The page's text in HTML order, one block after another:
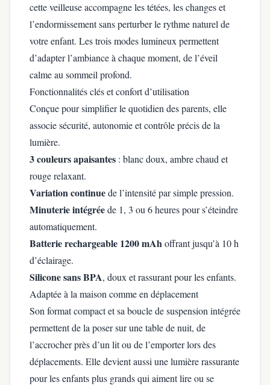
cette veilleuse accompagne les tétées, les changes et
l’endormissement sans perturber le rythme naturel de
votre enfant. Les trois modes lumineux permettent
d’adapter l’ambiance à chaque moment, de l’éveil
calme au sommeil profond.
Fonctionnalités clés et confort d’utilisation
Conçue pour simplifier le quotidien des parents, elle
associe sécurité, autonomie et contrôle précis de la
lumière.
3 couleurs apaisantes : blanc doux, ambre chaud et
rouge relaxant.
Variation continuede l’intensité par simple pression.
Minuterie intégréede 1, 3 ou 6 heures pour s’éteindre
automatiquement.
Batterie rechargeable 1200 mAhoffrant jusqu’à 10 h
d’éclairage.
Silicone sans BPA, doux et rassurant pour les enfants.
Adaptée à la maison comme en déplacement
Son format compact et sa boucle de suspension intégrée
permettent de la poser sur une table de nuit, de
l’accrocher près d’un lit ou de l’emporter lors des
déplacements. Elle devient aussi une lumière rassurante
pour les enfants plus grands qui aiment lire ou se